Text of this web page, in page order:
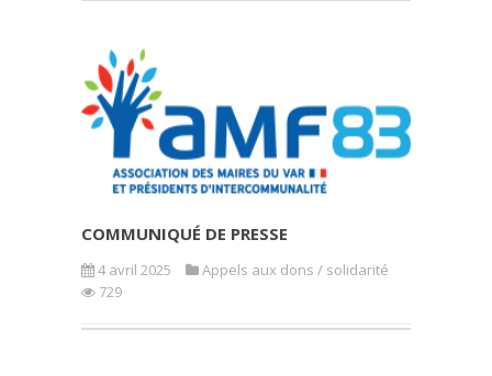
COMMUNIQUÉ DE PRESSE
4 avril 2025
Appels aux dons / solidarité
729